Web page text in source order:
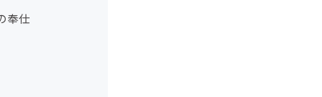
奉仕